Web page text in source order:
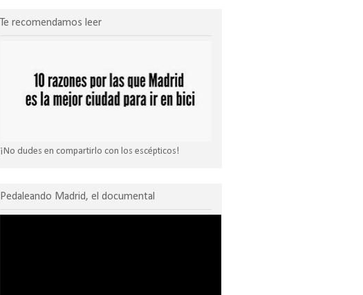
Te recomendamos leer
¡No dudes en compartirlo con los escépticos!
Pedaleando Madrid, el documental